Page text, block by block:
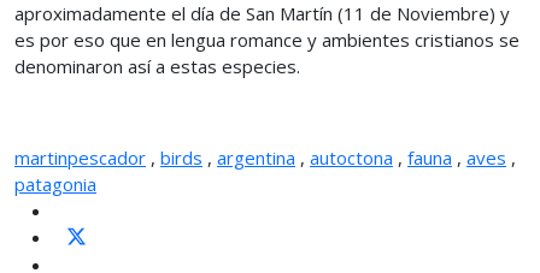
aproximadamente el día de San Martín (11 de Noviembre) y
es por eso que en lengua romance y ambientes cristianos se
denominaron así a estas especies.
martinpescador , birds , argentina , autoctona , fauna , aves ,
patagonia